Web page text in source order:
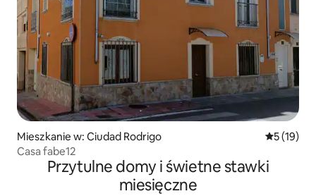
Mieszkanie w: Ciudad Rodrigo Średnia
5 (19)
Casa fabe12
Przytulne domy i świetne stawki
miesięczne